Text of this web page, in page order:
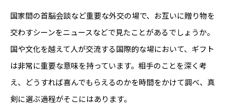
国家間の首脳会談など重要な外交の場で、お互いに贈り物を
交わすシーンをニュースなどで見たことがあるでしょうか。
国や文化を越えて人が交流する国際的な場において、ギフト
は非常に重要な意味を持っています。相手のことを深く考
え、どうすれば喜んでもらえるのかを時間をかけて調べ、真
剣に選ぶ過程がそこにはあります。